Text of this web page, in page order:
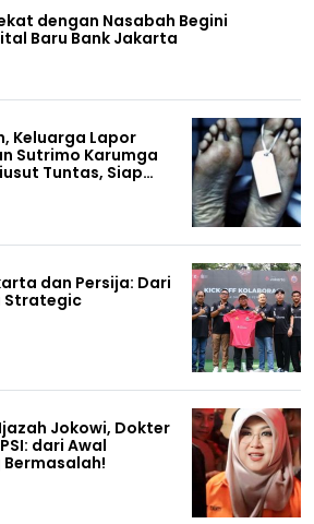
dengan Nasabah Begini
Baru Bank Jakarta
Keluarga Lapor
Sutrimo Karumga
Tuntas, Siap
dan Persija: Dari
Strategic
Jokowi, Dokter
dari Awal
Bermasalah!